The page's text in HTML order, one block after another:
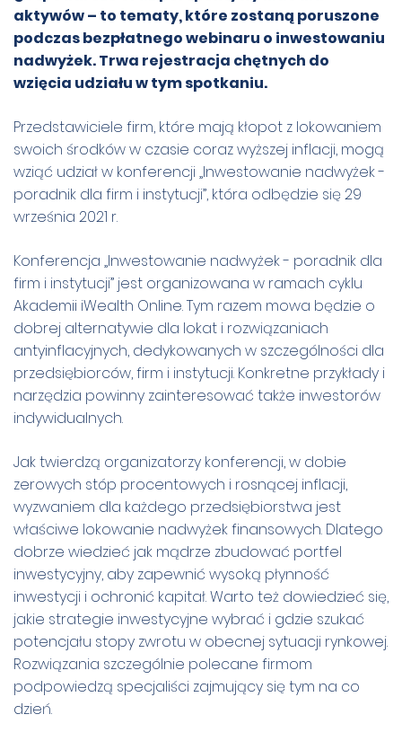
aktywów – to tematy, które zostaną poruszone
podczas bezpłatnego webinaru o inwestowaniu
nadwyżek. Trwa rejestracja chętnych do
wzięcia udziału w tym spotkaniu.
Przedstawiciele firm, które mają kłopot z lokowaniem
swoich środków w czasie coraz wyższej inflacji, mogą
wziąć udział w konferencji „Inwestowanie nadwyżek -
poradnik dla firm i instytucji”, która odbędzie się 29
września 2021 r.
Konferencja „Inwestowanie nadwyżek - poradnik dla
firm i instytucji” jest organizowana w ramach cyklu
Akademii iWealth Online. Tym razem mowa będzie o
dobrej alternatywie dla lokat i rozwiązaniach
antyinflacyjnych, dedykowanych w szczególności dla
przedsiębiorców, firm i instytucji. Konkretne przykłady i
narzędzia powinny zainteresować także inwestorów
indywidualnych.
Jak twierdzą organizatorzy konferencji, w dobie
zerowych stóp procentowych i rosnącej inflacji,
wyzwaniem dla każdego przedsiębiorstwa jest
właściwe lokowanie nadwyżek finansowych. Dlatego
dobrze wiedzieć jak mądrze zbudować portfel
inwestycyjny, aby zapewnić wysoką płynność
inwestycji i ochronić kapitał. Warto też dowiedzieć się,
jakie strategie inwestycyjne wybrać i gdzie szukać
potencjału stopy zwrotu w obecnej sytuacji rynkowej.
Rozwiązania szczególnie polecane firmom
podpowiedzą specjaliści zajmujący się tym na co
dzień.